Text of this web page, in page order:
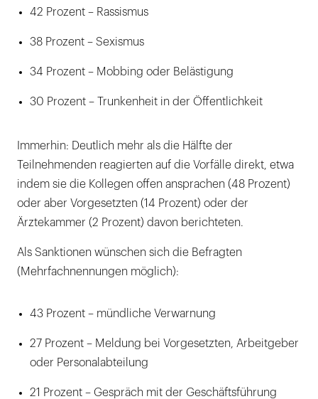
42 Prozent – Rassismus
38 Prozent – Sexismus
34 Prozent – Mobbing oder Belästigung
30 Prozent – Trunkenheit in der Öffentlichkeit
Immerhin: Deutlich mehr als die Hälfte der
Teilnehmenden reagierten auf die Vorfälle direkt, etwa
indem sie die Kollegen offen ansprachen (48 Prozent)
oder aber Vorgesetzten (14 Prozent) oder der
Ärztekammer (2 Prozent) davon berichteten.
Als Sanktionen wünschen sich die Befragten
(Mehrfachnennungen möglich):
43 Prozent – mündliche Verwarnung
27 Prozent – Meldung bei Vorgesetzten, Arbeitgeber
oder Personalabteilung
21 Prozent – Gespräch mit der Geschäftsführung